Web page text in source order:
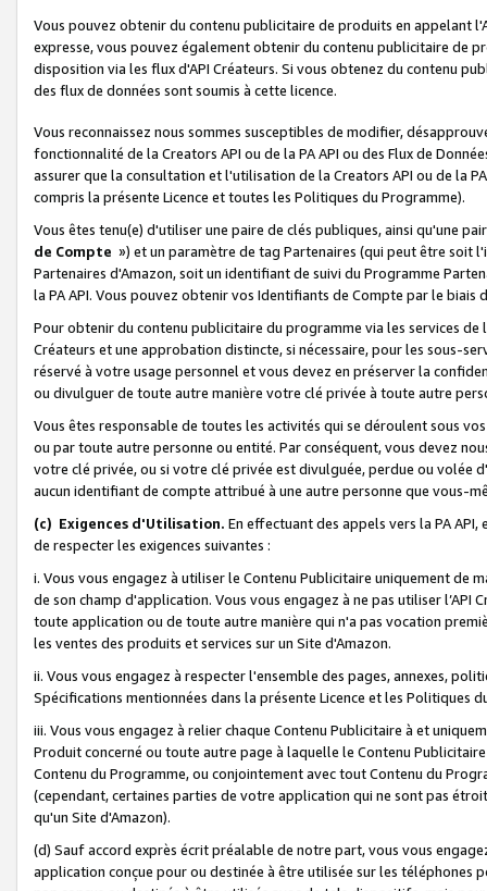
Vous pouvez obtenir du contenu publicitaire de produits en appelant
expresse, vous pouvez également obtenir du contenu publicitaire de
disposition via les flux d'API Créateurs. Si vous obtenez du contenu
des flux de données sont soumis à cette licence.
Vous reconnaissez nous sommes susceptibles de modifier,
fonctionnalité de la Creators API ou de la PA API ou des Flux de
assurer que la consultation et l'utilisation de la Creators API ou de la
compris la présente Licence et toutes les Politiques du Programme).
Vous êtes tenu(e) d'utiliser une paire de clés publiques, ainsi qu'une
de Compte ») et un paramètre de tag Partenaires (qui peut être soit
Partenaires d'Amazon, soit un identifiant de suivi du Programme
la PA API. Vous pouvez obtenir vos Identifiants de Compte par le biais
Pour obtenir du contenu publicitaire du programme via les services
Créateurs et une approbation distincte, si nécessaire, pour les sous-
réservé à votre usage personnel et vous devez en préserver la
ou divulguer de toute autre manière votre clé privée à toute autre
Vous êtes responsable de toutes les activités qui se déroulent sous
ou par toute autre personne ou entité. Par conséquent, vous devez
votre clé privée, ou si votre clé privée est divulguée, perdue ou volée
aucun identifiant de compte attribué à une autre personne que vous-
(c) Exigences d'Utilisation. En effectuant des appels vers la PA
de respecter les exigences suivantes :
i. Vous vous engagez à utiliser le Contenu Publicitaire uniquement de
de son champ d'application. Vous vous engagez à ne pas utiliser l’API
toute application ou de toute autre manière qui n'a pas vocation
les ventes des produits et services sur un Site d'Amazon.
ii. Vous vous engagez à respecter l'ensemble des pages, annexes,
Spécifications mentionnées dans la présente Licence et les Politiques
iii. Vous vous engagez à relier chaque Contenu Publicitaire à et
Produit concerné ou toute autre page à laquelle le Contenu
Contenu du Programme, ou conjointement avec tout Contenu du
(cependant, certaines parties de votre application qui ne sont pas
qu'un Site d'Amazon).
(d) Sauf accord exprès écrit préalable de notre part, vous vous
application conçue pour ou destinée à être utilisée sur les téléphones